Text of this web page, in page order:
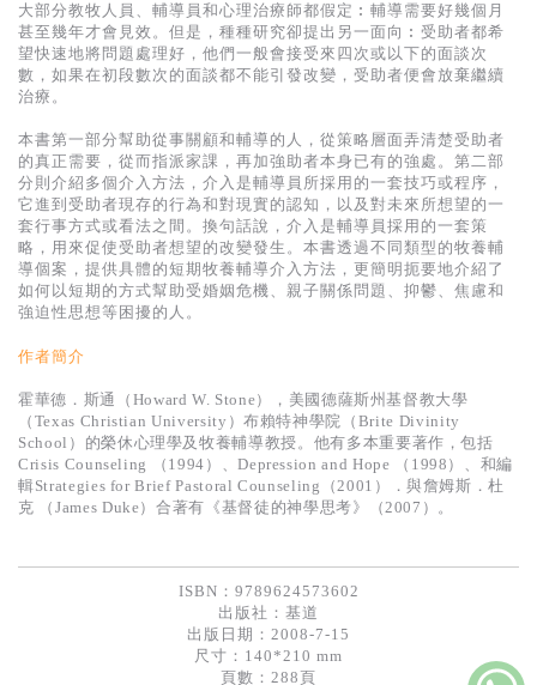
英文二手書
精選英文書
基道 Top 50
大部分教牧人員、輔導員和心理治療師都假定︰輔導需要好幾個月
甚至幾年才會見效。但是，種種研究卻提出另一面向︰受助者都希
望快速地將問題處理好，他們一般會接受來四次或以下的面談次
數，如果在初段數次的面談都不能引發改變，受助者便會放棄繼續
治療。
本書第一部分幫助從事關顧和輔導的人，從策略層面弄清楚受助者
的真正需要，從而指派家課，再加強助者本身已有的強處。第二部
分則介紹多個介入方法，介入是輔導員所採用的一套技巧或程序，
它進到受助者現存的行為和對現實的認知，以及對未來所想望的一
套行事方式或看法之間。換句話說，介入是輔導員採用的一套策
略，用來促使受助者想望的改變發生。本書透過不同類型的牧養輔
導個案，提供具體的短期牧養輔導介入方法，更簡明扼要地介紹了
如何以短期的方式幫助受婚姻危機、親子關係問題、抑鬱、焦慮和
強迫性思想等困擾的人。
作者簡介
霍華德．斯通（Howard W. Stone），美國德薩斯州基督教大學
（Texas Christian University）布賴特神學院（Brite Divinity
School）的榮休心理學及牧養輔導教授。他有多本重要著作，包括
Crisis Counseling （1994）、Depression and Hope （1998）、和編
輯Strategies for Brief Pastoral Counseling（2001）．與詹姆斯．杜
克 （James Duke）合著有《基督徒的神學思考》（2007）。
ISBN：9789624573602
出版社： 基道
出版日期：2008-7-15
尺寸：140*210 mm
頁數：288頁